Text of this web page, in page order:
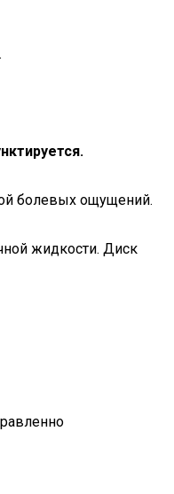
болевых ощущений.
жидкости. Диск